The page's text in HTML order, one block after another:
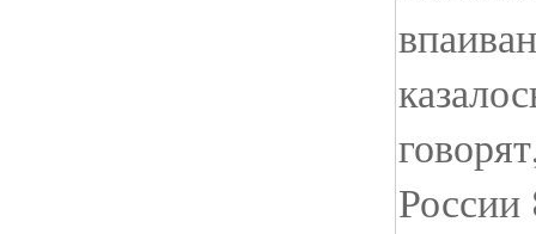
России